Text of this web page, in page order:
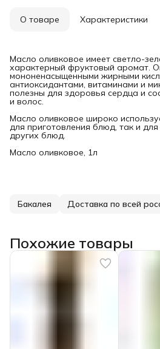
О товаре Характеристики
Масло оливковое имеет светло-
характерный фруктовый аромат.
мононенасыщенными жирными
антиоксидантами, витаминами и
полезны для здоровья сердца и
и волос.
Масло оливковое широко
для приготовления блюд, так и
других блюд.
Масло оливковое, 1л
Бакалея Доставка по всей
Похожие товары